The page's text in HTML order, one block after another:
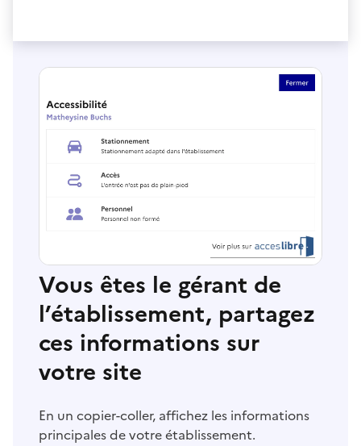
Vous êtes le gérant de
l’établissement, partagez
ces informations sur
votre site
En un copier-coller, affichez les informations
principales de votre établissement.